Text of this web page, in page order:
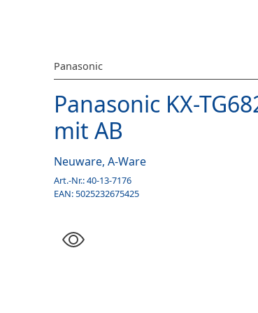
Panasonic
Panasonic KX-
mit AB
Neuware, A-Ware
Art.-Nr.:40-13-7176
EAN:5025232675425